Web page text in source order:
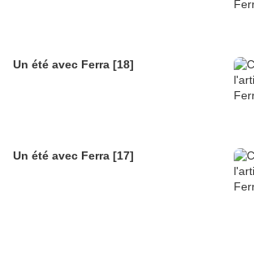
Un été avec Ferra [18]
Un été avec Ferra [17]